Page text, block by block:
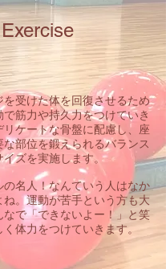
Exercise
を受けた体を回復させるため
で筋力や持久力をつけていき
リケートな骨盤に配慮し、座
部位を鍛えられるバランス
イズを実施します。
の名人！なんていう人はなか
ね。運動が苦手という方も大
なで「できないよー！」と笑
体力をつけていきます。